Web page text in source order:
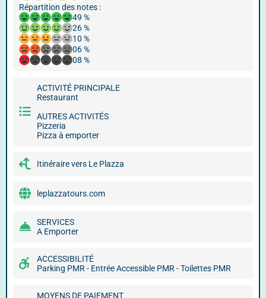
Répartition des notes :
49 %
26 %
10 %
06 %
08 %
ACTIVITÉ PRINCIPALE
Restaurant
AUTRES ACTIVITÉS
Pizzeria
Pizza à emporter
Itinéraire vers Le Plazza
leplazzatours.com
SERVICES
A Emporter
ACCESSIBILITÉ
Parking PMR - Entrée Accessible PMR - Toilettes PMR
MOYENS DE PAIEMENT